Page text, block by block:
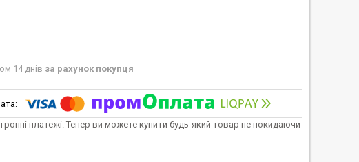
14 днів за рахунок покупця
платежі. Тепер ви можете купити будь-який товар не покидаючи